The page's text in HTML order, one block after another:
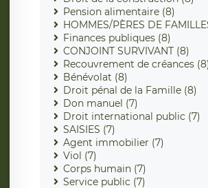
Pension alimentaire (8)
HOMMES/PÈRES DE
Finances publiques (8)
CONJOINT SURVIVANT (8)
Recouvrement de créances
Bénévolat (8)
Droit pénal de la Famille (8)
Don manuel (7)
Droit international public (7)
SAISIES (7)
Agent immobilier (7)
Viol (7)
Corps humain (7)
Service public (7)